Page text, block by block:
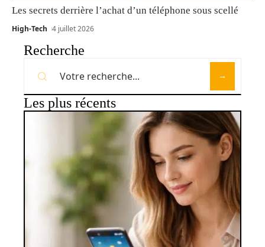
Les secrets derrière l’achat d’un téléphone sous scellé
High-Tech 4 juillet 2026
Recherche
Les plus récents